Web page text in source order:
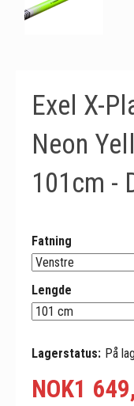
Exel X-
Neon
101cm -
Fatning
Lengde
Lagerstatus: På
NOK1